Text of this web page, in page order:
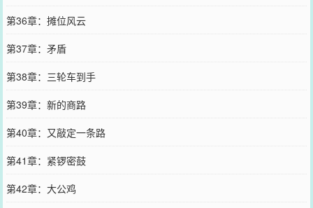
第36章：摊位风云
第37章：矛盾
第38章：三轮车到手
第39章：新的商路
第40章：又敲定一条路
第41章：紧锣密鼓
第42章：大公鸡